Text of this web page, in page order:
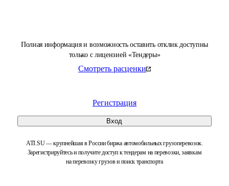
Полная информация и возможность оставить отклик доступны
только с лицензией «Тендеры»
Смотреть расценки
Регистрация
Вход
ATI.SU — крупнейшая в России биржа автомобильных грузоперевозок.
Зарегистрируйтесь и получите доступ к тендерам на перевозки, заявкам
на перевозку грузов и поиск транспорта